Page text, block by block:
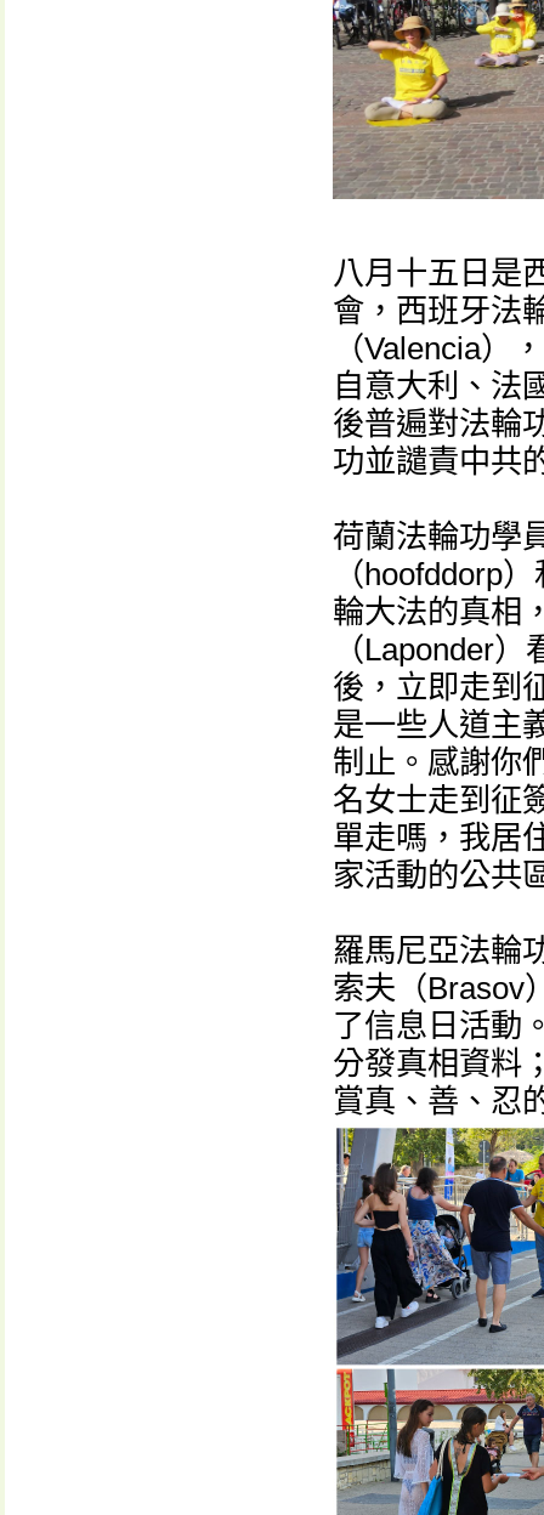
八月十五日是
會，西班牙法
（Valencia）
自意大利、法
後普遍對法輪
功並譴責中共
荷蘭法輪功學
（hoofddorp
輪大法的真相
（Laponder
後，立即走到
是一些人道主
制止。感謝你
名女士走到征
單走嗎，我居
家活動的公共
羅馬尼亞法輪
索夫（Brasov
了信息日活動
分發真相資料
賞真、善、忍